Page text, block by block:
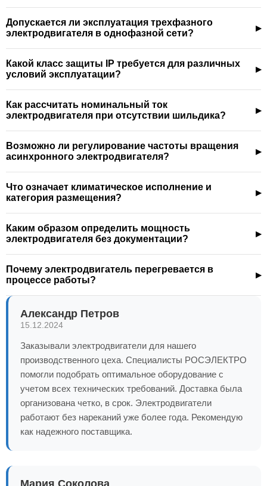
Допускается ли эксплуатация трехфазного
электродвигателя в однофазной сети?
Какой класс защиты IP требуется для различных
условий эксплуатации?
Как рассчитать номинальный ток
электродвигателя при отсутствии шильдика?
Возможно ли регулирование частоты вращения
асинхронного электродвигателя?
Что означает климатическое исполнение и
категория размещения?
Каким образом определить мощность
электродвигателя без документации?
Почему электродвигатель перегревается в
процессе работы?
Александр Петров
15.12.2024
Заказывали электродвигатели для нашего
производственного цеха. Специалисты РОСЭЛЕКТРО
помогли подобрать оптимальное оборудование с
учетом всех технических требований. Доставка была
организована четко, в срок. Электродвигатели
работают без нареканий уже более года. Рекомендую
как надежного поставщика.
Мария Соколова